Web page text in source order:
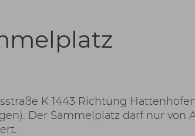
K 1443 Richtung
Der Sammelplatz darf nur von